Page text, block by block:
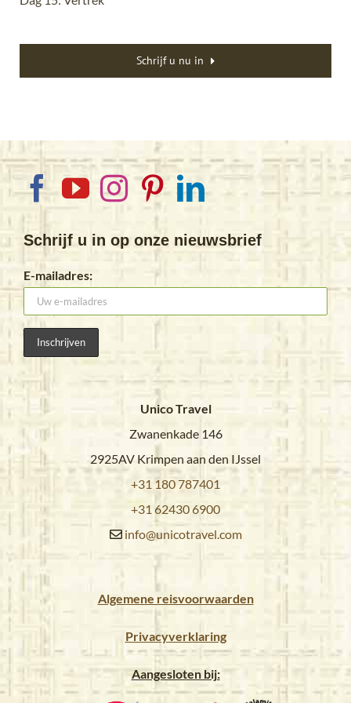
Schrijf u nu in
Schrijf u in op onze nieuwsbrief
E-mailadres:
Unico Travel
Zwanenkade 146
2925AV Krimpen aan den IJssel
+31 180 787401
+31 62430 6900
info@unicotravel.com
Algemene reisvoorwaarden
Privacyverklaring
Aangesloten bij: